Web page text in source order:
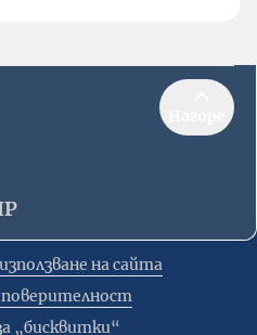
на сайта
„бисквитки“